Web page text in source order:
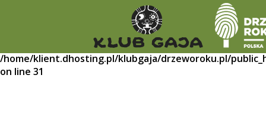
: mysqli::__construct(): (HY000/1045): Access
denied for user 'ais9qu_testdrze'@'109.95.159.68' (using
/home/klient.dhosting.pl/klubgaja/drzeworoku.pl/
on line 31